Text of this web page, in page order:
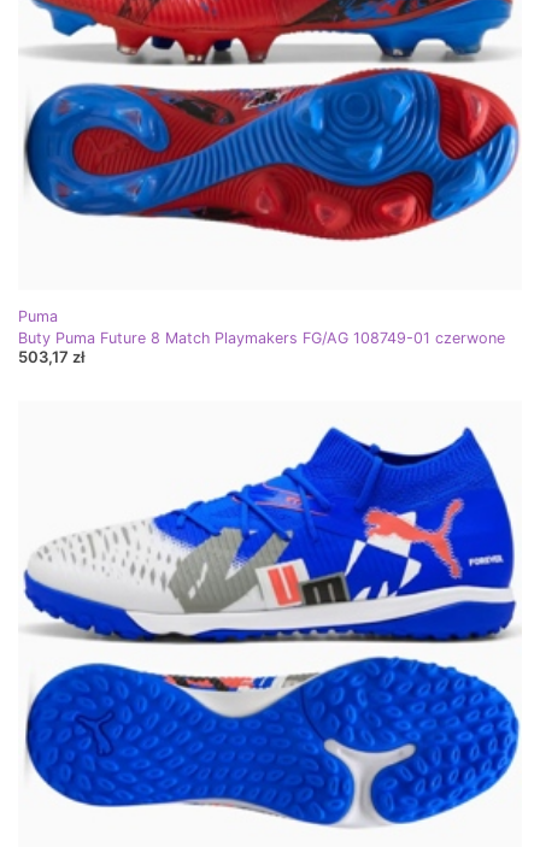
Puma
Buty Puma Future 8 Match Playmakers FG/AG 108749-01 czerwone
503,17 zł